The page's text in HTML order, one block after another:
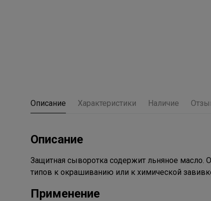
Описание Характеристики Наличие
Описание
Защитная сыворотка содержит льняное
типов к окрашиванию или к химической
Применение